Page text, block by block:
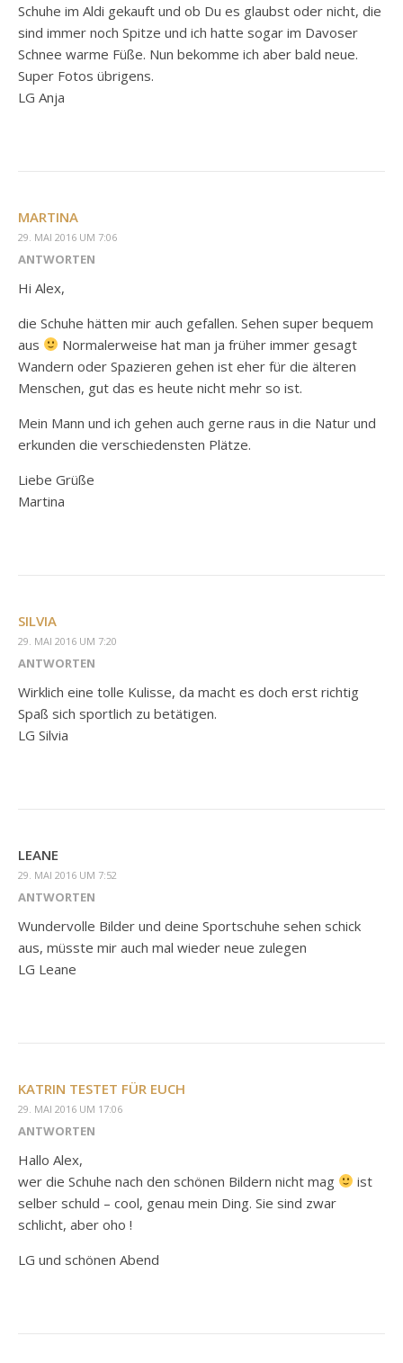
Schuhe im Aldi gekauft und ob Du es glaubst oder nicht, die
sind immer noch Spitze und ich hatte sogar im Davoser
Schnee warme Füße. Nun bekomme ich aber bald neue.
Super Fotos übrigens.
LG Anja
MARTINA
29. MAI 2016 UM 7:06
ANTWORTEN
Hi Alex,
die Schuhe hätten mir auch gefallen. Sehen super bequem
aus
Normalerweise hat man ja früher immer gesagt
Wandern oder Spazieren gehen ist eher für die älteren
Menschen, gut das es heute nicht mehr so ist.
Mein Mann und ich gehen auch gerne raus in die Natur und
erkunden die verschiedensten Plätze.
Liebe Grüße
Martina
SILVIA
29. MAI 2016 UM 7:20
ANTWORTEN
Wirklich eine tolle Kulisse, da macht es doch erst richtig
Spaß sich sportlich zu betätigen.
LG Silvia
LEANE
29. MAI 2016 UM 7:52
ANTWORTEN
Wundervolle Bilder und deine Sportschuhe sehen schick
aus, müsste mir auch mal wieder neue zulegen
LG Leane
KATRIN TESTET FÜR EUCH
29. MAI 2016 UM 17:06
ANTWORTEN
Hallo Alex,
wer die Schuhe nach den schönen Bildern nicht mag
ist
selber schuld – cool, genau mein Ding. Sie sind zwar
schlicht, aber oho !
LG und schönen Abend